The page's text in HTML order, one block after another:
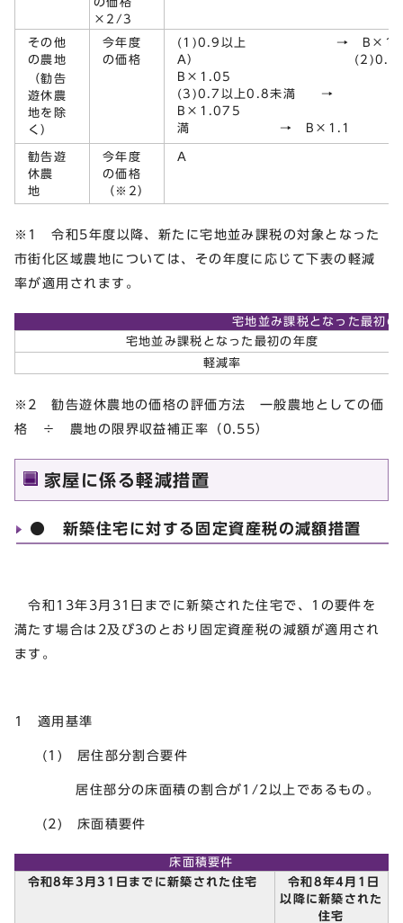
×2/3
その他
の農地
（勧告
遊休農
地を除
く）
今年度
の価格
(1)0.9以上 → B×1.025
A） (2)0.8以上
(3)0.7以上0.8未満 →
B×1.075
満 → B×1.1
勧告遊
休農
地
今年度
の価格
（※2）
A
※1 令和5年度以降、新たに宅地並み課税の対象となった
市街化区域農地については、その年度に応じて下表の軽減
率が適用されます。
宅地並み課税となった最初の
宅地並み課税となった最初の年度
軽減率
※2 勧告遊休農地の価格の評価方法 一般農地としての価
格 ÷ 農地の限界収益補正率（0.55）
家屋に係る軽減措置
● 新築住宅に対する固定資産税の減額措置
令和13年3月31日までに新築された住宅で、1の要件を
満たす場合は2及び3のとおり固定資産税の減額が適用され
ます。
1 適用基準
(1) 居住部分割合要件
居住部分の床面積の割合が1/2以上であるもの。
(2) 床面積要件
床面積要件
令和8年3月31日までに新築された住宅
令和8年4月1日
以降に新築された
住宅